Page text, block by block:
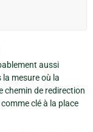
aussi
mesure où la
chemin de redirection
clé à la place